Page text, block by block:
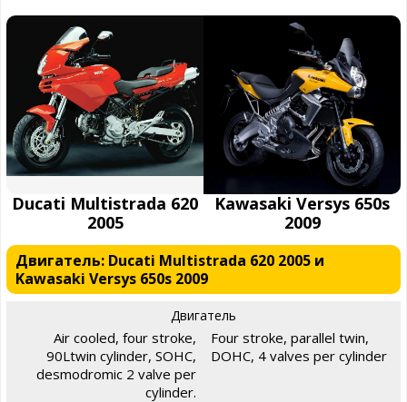
Ducati Multistrada 620
2005
Kawasaki Versys 650s
2009
Двигатель: Ducati Multistrada 620 2005 и
Kawasaki Versys 650s 2009
Двигатель
Air cooled, four stroke,
90Ltwin cylinder, SOHC,
desmodromic 2 valve per
cylinder.
Four stroke, parallel twin,
DOHC, 4 valves per cylinder